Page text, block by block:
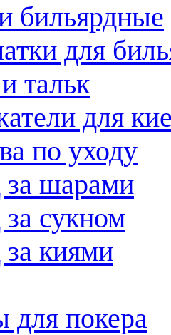
бильярдные
для
тальк
для
по уходу
за шарами
сукном
за киями
для покера